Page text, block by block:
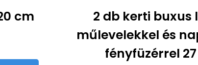
cm
2 db kerti buxus
műlevelekkel és
fényfüzérrel